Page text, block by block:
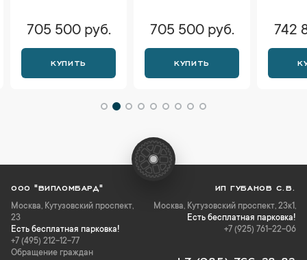
705 500 руб.
КУПИТЬ
705 500 руб.
КУПИТЬ
742
ООО "ВИПЛОМБАРД"
Москва, Кутузовский проспект,
23
Есть бесплатная парковка!
+7 (495) 212-12-77
Обращение граждан
ИП ГУБАНОВ С.В.
Москва, Кутузовский проспект, 23к1,
Есть бесплатная парковка!
+7 (925) 761-22-06